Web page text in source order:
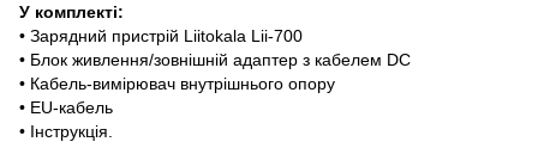
У комплекті:
• Зарядний пристрій Liitokala Lii-700
• Блок живлення/зовнішній адаптер з кабелем DC
• Кабель-вимірювач внутрішнього опору
• EU-кабель
• Інструкція.